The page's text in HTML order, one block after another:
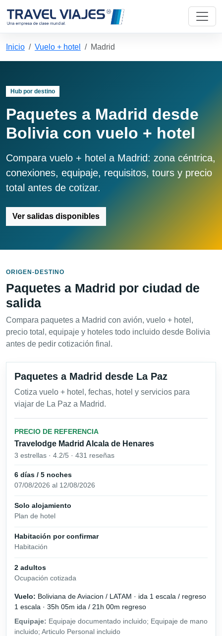
Inicio Vuelo + hotel Madrid
Hub por destino
Paquetes a Madrid desde
Bolivia con vuelo + hotel
Compara vuelo + hotel a Madrid: zona céntrica,
conexiones, equipaje, requisitos, tours y precio
total antes de cotizar.
Ver salidas disponibles
ORIGEN-DESTINO
Paquetes a Madrid por ciudad de
salida
Compara paquetes a Madrid con avión, vuelo + hotel,
precio total, equipaje y hoteles todo incluido desde Bolivia
antes de pedir cotización final.
Paquetes a Madrid desde La Paz
Cotiza vuelo + hotel, fechas, hotel y servicios para
viajar de La Paz a Madrid.
PRECIO DE REFERENCIA
Travelodge Madrid Alcala de Henares
3 estrellas · 4.2/5 · 431 reseñas
6 días / 5 noches
07/08/2026 al 12/08/2026
Solo alojamiento
Plan de hotel
Habitación por confirmar
Habitación
2 adultos
Ocupación cotizada
Vuelo: Boliviana de Aviacion / LATAM · ida 1 escala / regreso
1 escala · 35h 05m ida / 21h 00m regreso
Equipaje: Equipaje documentado incluido; Equipaje de mano
incluido; Articulo Personal incluido